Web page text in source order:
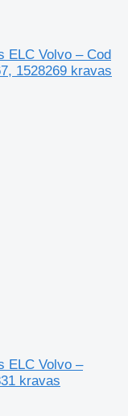
ELC Volvo – Cod
1528269 kravas
ELC Volvo –
kravas